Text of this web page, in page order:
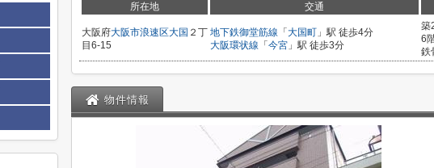
所在地 交通
大阪府大阪市浪速区大国 ２丁
目6-15
地下鉄御堂筋線 「 大国町 」駅 徒歩4分
大阪環状線 「 今宮 」駅 徒歩3分
築
6
鉄
物件情報